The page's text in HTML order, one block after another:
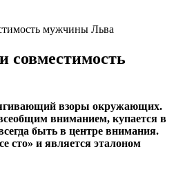
совместимость
взоры окружающих.
вниманием, купается в
быть в центре внимания.
сто» и является эталоном